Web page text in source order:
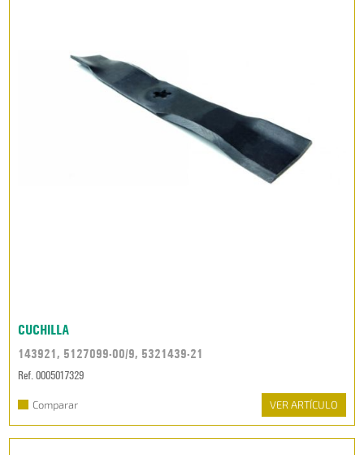
CUCHILLA
143921, 5127099-00/9, 5321439-21
Ref. 0005017329
Comparar VER ARTÍCULO